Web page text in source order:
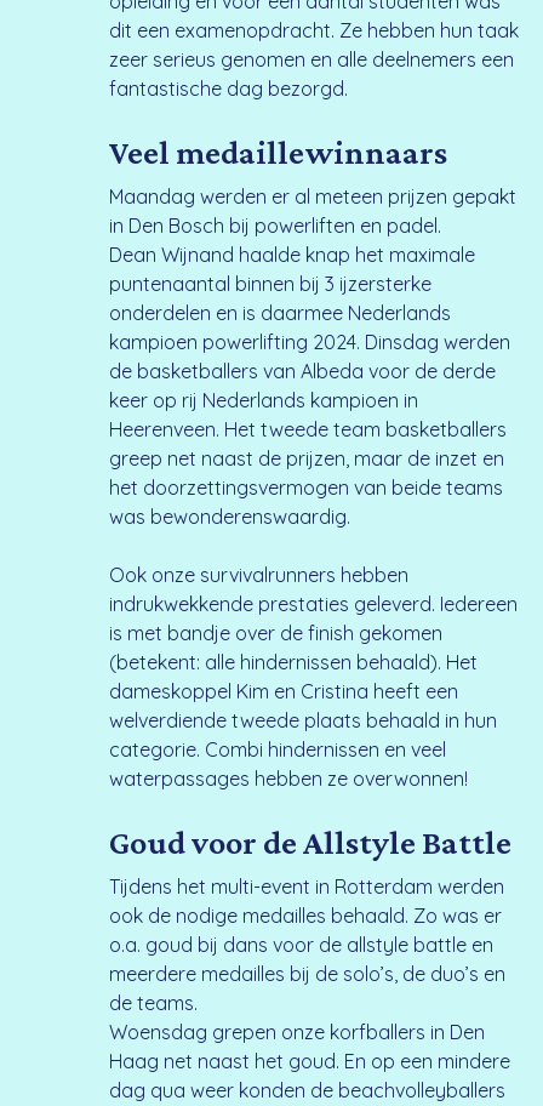
dit een examenopdracht. Ze hebben hun taak
zeer serieus genomen en alle deelnemers een
fantastische dag bezorgd.
Veel medaillewinnaars
Maandag werden er al meteen prijzen gepakt
in Den Bosch bij powerliften en padel.
Dean Wijnand haalde knap het maximale
puntenaantal binnen bij 3 ijzersterke
onderdelen en is daarmee Nederlands
kampioen powerlifting 2024. Dinsdag werden
de basketballers van Albeda voor de derde
keer op rij Nederlands kampioen in
Heerenveen. Het tweede team basketballers
greep net naast de prijzen, maar de inzet en
het doorzettingsvermogen van beide teams
was bewonderenswaardig.
Ook onze survivalrunners hebben
indrukwekkende prestaties geleverd. Iedereen
is met bandje over de finish gekomen
(betekent: alle hindernissen behaald). Het
dameskoppel Kim en Cristina heeft een
welverdiende tweede plaats behaald in hun
categorie. Combi hindernissen en veel
waterpassages hebben ze overwonnen!
Goud voor de Allstyle Battle
Tijdens het multi-event in Rotterdam werden
ook de nodige medailles behaald. Zo was er
o.a. goud bij dans voor de allstyle battle en
meerdere medailles bij de solo’s, de duo’s en
de teams.
Woensdag grepen onze korfballers in Den
Haag net naast het goud. En op een mindere
dag qua weer konden de beachvolleyballers